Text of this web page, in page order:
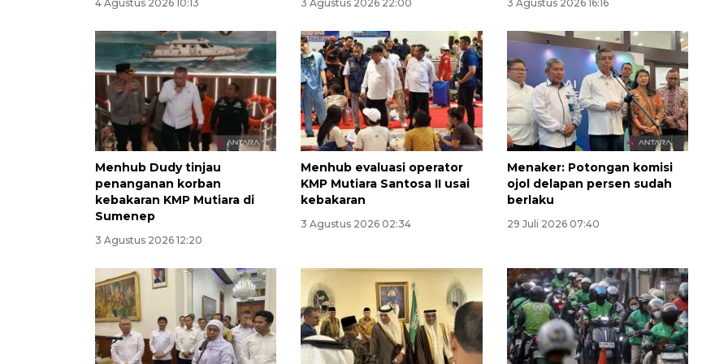
4 Agustus 2026 10:13 3 Agustus 2026 22:00 3 Agustus 2026 16:16
Menhub Dudy tinjau
penanganan korban
kebakaran KMP Mutiara di
Sumenep
3 Agustus 2026 12:20
Menhub evaluasi operator
KMP Mutiara Santosa II usai
kebakaran
3 Agustus 2026 02:34
Menaker: Potongan komisi
ojol delapan persen sudah
berlaku
29 Juli 2026 07:40